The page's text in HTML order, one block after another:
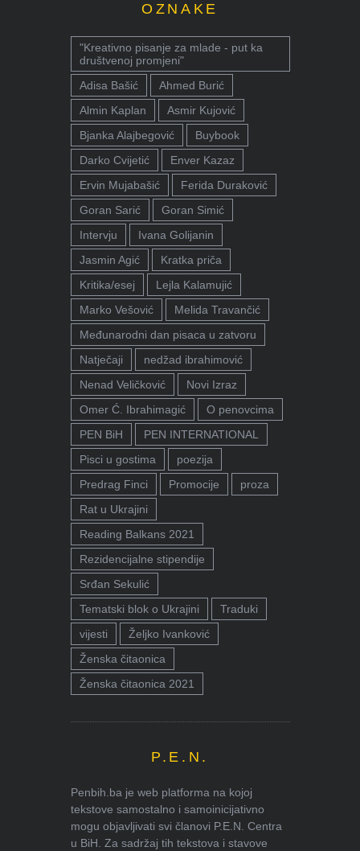
OZNAKE
"Kreativno pisanje za mlade - put ka
društvenoj promjeni"
Adisa Bašić
Ahmed Burić
Almin Kaplan
Asmir Kujović
Bjanka Alajbegović
Buybook
Darko Cvijetić
Enver Kazaz
Ervin Mujabašić
Ferida Duraković
Goran Sarić
Goran Simić
Intervju
Ivana Golijanin
Jasmin Agić
Kratka priča
Kritika/esej
Lejla Kalamujić
Marko Vešović
Melida Travančić
Međunarodni dan pisaca u zatvoru
Natječaji
nedžad ibrahimović
Nenad Veličković
Novi Izraz
Omer Ć. Ibrahimagić
O penovcima
PEN BiH
PEN INTERNATIONAL
Pisci u gostima
poezija
Predrag Finci
Promocije
proza
Rat u Ukrajini
Reading Balkans 2021
Rezidencijalne stipendije
Srđan Sekulić
Tematski blok o Ukrajini
Traduki
vijesti
Željko Ivanković
Ženska čitaonica
Ženska čitaonica 2021
P.E.N.
Penbih.ba je web platforma na kojoj
tekstove samostalno i samoinicijativno
mogu objavljivati svi članovi P.E.N. Centra
u BiH. Za sadržaj tih tekstova i stavove